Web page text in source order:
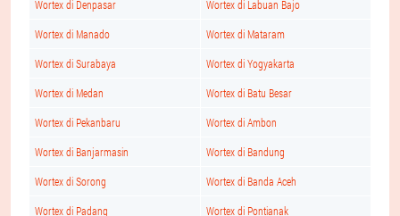
Wortex di Denpasar Wortex di Labuan Bajo
Wortex di Manado Wortex di Mataram
Wortex di Surabaya Wortex di Yogyakarta
Wortex di Medan Wortex di Batu Besar
Wortex di Pekanbaru Wortex di Ambon
Wortex di Banjarmasin Wortex di Bandung
Wortex di Sorong Wortex di Banda Aceh
Wortex di Padang Wortex di Pontianak